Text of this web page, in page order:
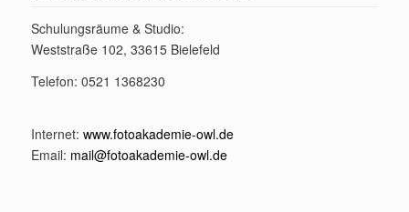
Schulungsräume & Studio:
Weststraße 102, 33615 Bielefeld
Telefon: 0521 1368230
Internet: www.fotoakademie-owl.de
Email: mail@fotoakademie-owl.de